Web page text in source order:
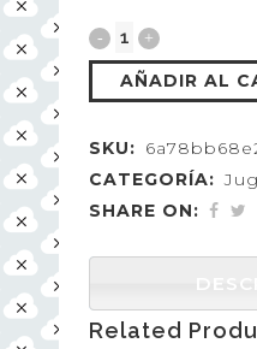
AÑADIR AL
SKU:
CATEGORÍA:
SHARE ON:
Related